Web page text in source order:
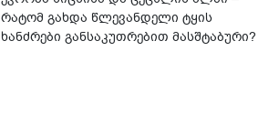
რატომ გახდა წლევანდელი ტყის
ხანძრები განსაკუთრებით მასშტაბური?